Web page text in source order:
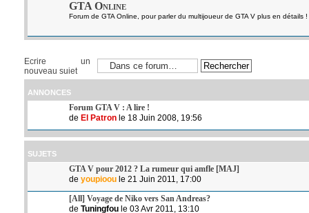
GTA Online
Forum de GTA Online, pour parler du multijoueur de GTA V plus en détails !
Ecrire un
nouveau sujet
ANNONCES
Forum GTA V : A lire !
de El Patronle 18 Juin 2008, 19:56
SUJETS
GTA V pour 2012 ? La rumeur qui amfle [MAJ]
de youpiooule 21 Juin 2011, 17:00
[All] Voyage de Niko vers San Andreas?
de Tuningfoule 03 Avr 2011, 13:10